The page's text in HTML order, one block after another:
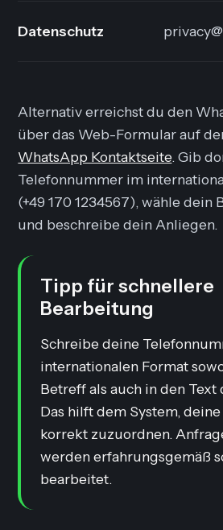
Datenschutz
Alternativ erreichst du den
über das Web-Formular auf
WhatsApp Kontaktseite. Gib
Telefonnummer im
(+49 170 1234567), wähle dein
und beschreibe dein Anliegen.
Tipp für schnellere
Bearbeitung
Schreibe deine
internationalen Format
Betreff als auch in den Text
Das hilft dem System,
korrekt zuzuordnen.
werden erfahrungsgemäß
bearbeitet.